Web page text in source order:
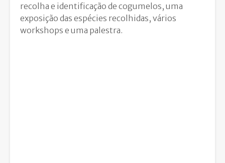
recolha e identificação de cogumelos, uma
exposição das espécies recolhidas, vários
workshops e uma palestra.